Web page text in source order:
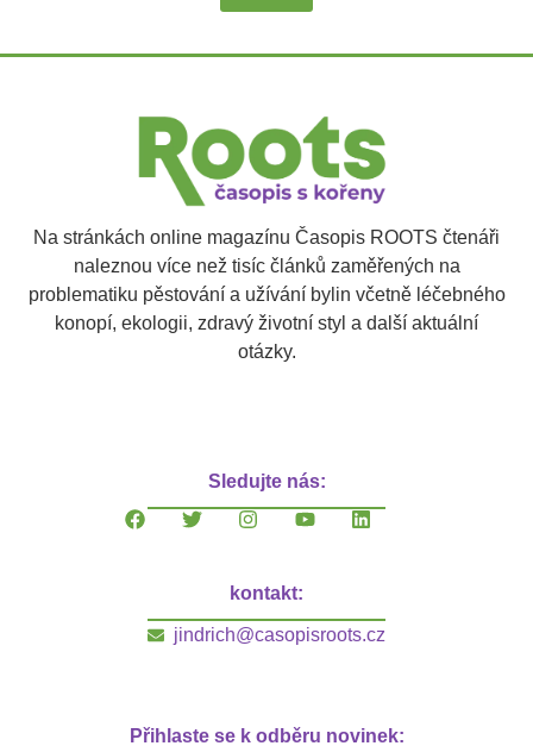
Na stránkách online magazínu Časopis ROOTS čtenáři
naleznou více než tisíc článků zaměřených na
problematiku pěstování a užívání bylin včetně léčebného
konopí, ekologii, zdravý životní styl a další aktuální
otázky.
Sledujte nás:
kontakt:
jindrich@casopisroots.cz
Přihlaste se k odběru novinek: